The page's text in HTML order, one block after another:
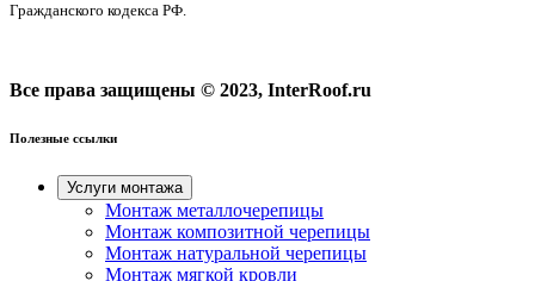
Гражданского кодекса РФ.
Все права защищены © 2023, InterRoof.ru
Полезные ссылки
Услуги монтажа
Монтаж металлочерепицы
Монтаж композитной черепицы
Монтаж натуральной черепицы
Монтаж мягкой кровли